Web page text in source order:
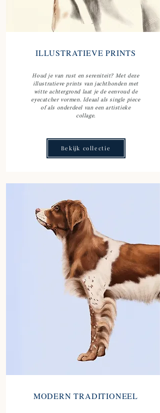
ILLUSTRATIEVE PRINTS
Houd je van rust en sereniteit? Met deze
illustratieve prints van jachthonden met
witte achtergrond laat je de eenvoud de
eyecatcher vormen. Ideaal als single piece
of als onderdeel van een artistieke
collage.
Bekijk collectie
MODERN TRADITIONEEL